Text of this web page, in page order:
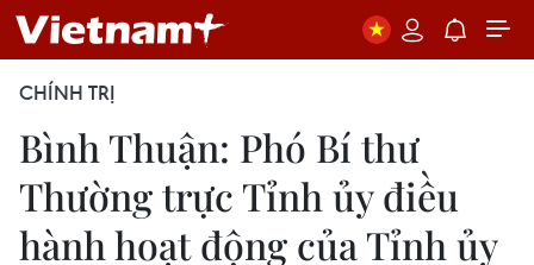
CHÍNH TRỊ
Bình Thuận: Phó Bí thư
Thường trực Tỉnh ủy điều
hành hoạt động của Tỉnh ủy